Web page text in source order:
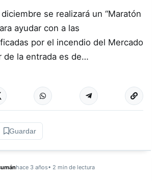
se realizará un “Maratón
ayudar con a las
por el incendio del Mercado
de la entrada es de…
Más
Guardar
hace 3 años• 2 min de lectura